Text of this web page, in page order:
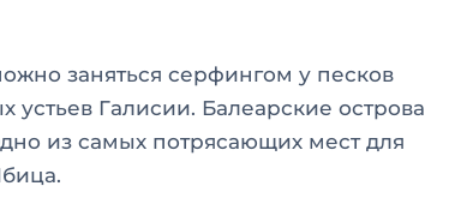
заняться серфингом у песков
устьев Галисии. Балеарские острова
из самых потрясающих мест для